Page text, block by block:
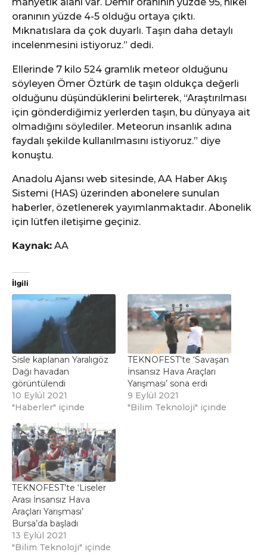
manyetik alanı var. Demir oranının yüzde 95, nikel
oranının yüzde 4-5 olduğu ortaya çıktı.
Mıknatıslara da çok duyarlı. Taşın daha detaylı
incelenmesini istiyoruz.” dedi.
Ellerinde 7 kilo 524 gramlık meteor olduğunu
söyleyen Ömer Öztürk de taşın oldukça değerli
olduğunu düşündüklerini belirterek, “Araştırılması
için gönderdiğimiz yerlerden taşın, bu dünyaya ait
olmadığını söylediler. Meteorun insanlık adına
faydalı şekilde kullanılmasını istiyoruz.” diye
konuştu.
Anadolu Ajansı web sitesinde, AA Haber Akış
Sistemi (HAS) üzerinden abonelere sunulan
haberler, özetlenerek yayımlanmaktadır. Abonelik
için lütfen iletişime geçiniz.
Kaynak: AA
İlgili
Sisle kaplanan Yaralıgöz
Dağı havadan
görüntülendi
10 Eylül 2021
"Haberler" içinde
TEKNOFEST’te ‘Savaşan
İnsansız Hava Araçları
Yarışması’ sona erdi
9 Eylül 2021
"Bilim Teknoloji" içinde
TEKNOFEST’te ‘Liseler
Arası İnsansız Hava
Araçları Yarışması’
Bursa’da başladı
13 Eylül 2021
"Bilim Teknoloji" içinde